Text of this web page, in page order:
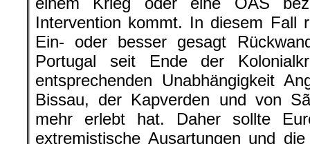
Intervention kommt. In diesem Fall
Ein- oder besser gesagt
Portugal seit Ende der
entsprechenden Unabhängigkeit
Bissau, der Kapverden und von
mehr erlebt hat. Daher sollte
extremistische Ausartungen und